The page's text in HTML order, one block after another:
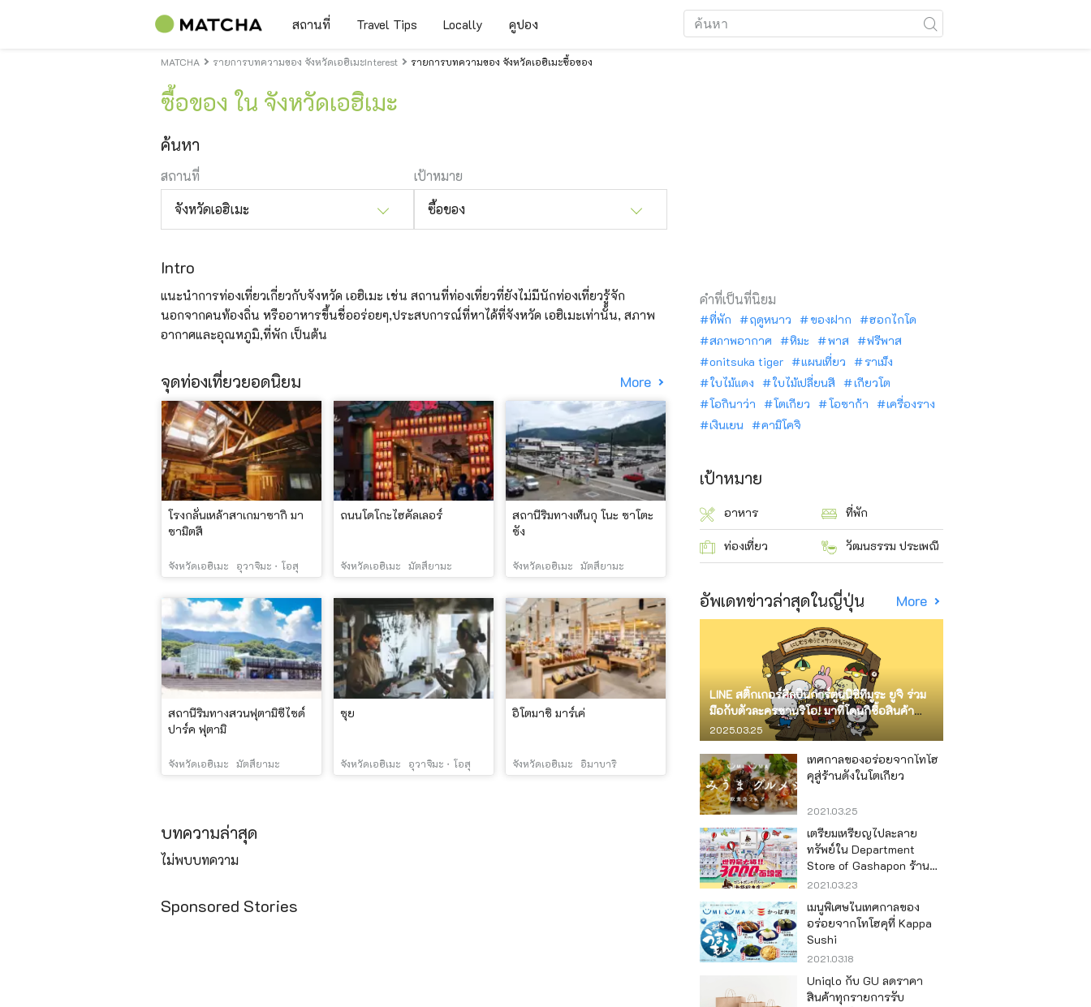
สถานที่ Travel Tips Locally คูปอง
MATCHA รายการบทความของ จังหวัดเอฮิเมะInterest รายการบทความของ จังหวัดเอฮิเมะซื้อของ
ซื้อของ ใน จังหวัดเอฮิเมะ
ค้นหา
สถานที่
จังหวัดเอฮิเมะ
เป้าหมาย
ซื้อของ
Intro
แนะนำการท่องเที่ยวเกี่ยวกับจังหวัด เอฮิเมะ เช่น สถานที่ท่องเที่ยวที่ยังไม่มีนักท่องเที่ยวรู้จัก
นอกจากคนท้องถิ่น หรืออาหารขึ้นชื่ออร่อยๆ,ประสบการณ์ที่หาได้ที่จังหวัด เอฮิเมะเท่านั้น, สภาพ
อากาศและอุณหภูมิ,ที่พัก เป็นต้น
จุดท่องเที่ยวยอดนิยม More
โรงกลั่นเหล้าสาเกมาซากิ มา
ซามิตสึ
จังหวัดเอฮิเมะ อุวาจิมะ・โอสุ
ถนนโดโกะไฮคัลเลอร์
จังหวัดเอฮิเมะ มัตสึยามะ
สถานีริมทางเท็นกุ โนะ ซาโตะ
ซัง
จังหวัดเอฮิเมะ มัตสึยามะ
สถานีริมทางสวนฟุตามิซีไซด์
ปาร์ค ฟุตามิ
จังหวัดเอฮิเมะ มัตสึยามะ
ซุย
จังหวัดเอฮิเมะ อุวาจิมะ・โอสุ
อิโตมาชิ มาร์เค่
จังหวัดเอฮิเมะ อิมาบาริ
บทความล่าสุด
ไม่พบบทความ
Sponsored Stories
คำที่เป็นที่นิยม
ที่พัก ฤดูหนาว ของฝาก
ฮอกไกโด
สภาพอากาศ
หิมะ พาส
ฟรีพาส
onitsuka tiger
แผนเที่ยว
ราเม็ง
ใบไม้แดง
ใบไม้เปลี่ยนสี
เกียวโต
โอกินาว่า
โตเกียว โอซาก้า
เครื่องราง
เงินเยน
คามิโคจิ
เป้าหมาย
อาหาร ที่พัก
ท่องเที่ยว วัฒนธรรม ประเพณี
อัพเดทข่าวล่าสุดในญี่ปุ่น More
LINE สติ๊กเกอร์ศิลปินการ์ตูนนิชิทีมูระ ยูจิ ร่วม
มือกับตัวละครซานริโอ! มาที่โดนกิซื้อสินค้า
จำกัด
2025.03.25
เทศกาลของอร่อยจากโทโฮ
คุสู่ร้านดังในโตเกียว
2021.03.25
เตรียมเหรียญไปละลาย
ทรัพย์ใน Department
Store of Gashapon ร้านที่มี
เครื่องกาชาปองเยอะที่สุดใน
โลก อิเคะบุคุโระ
2021.03.23
เมนูพิเศษในเทศกาลของ
อร่อยจากโทโฮคุที่ Kappa
Sushi
2021.03.18
Uniqlo กับ GU ลดราคา
สินค้าทุกรายการรับ